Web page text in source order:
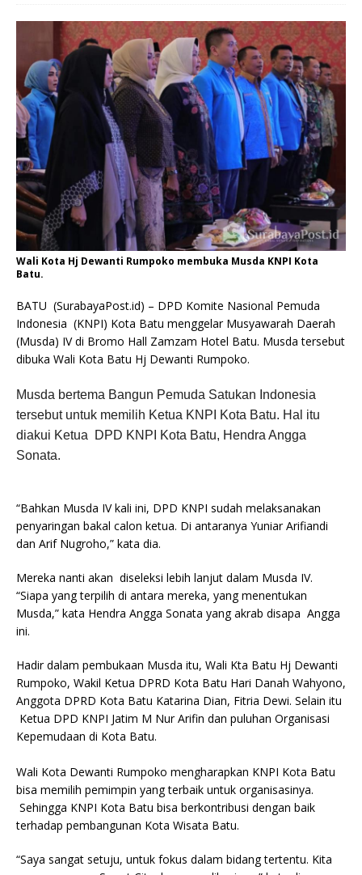
Wali Kota Hj Dewanti Rumpoko membuka Musda KNPI Kota
Batu.
BATU (SurabayaPost.id) – DPD Komite Nasional Pemuda
Indonesia (KNPI) Kota Batu menggelar Musyawarah Daerah
(Musda) IV di Bromo Hall Zamzam Hotel Batu. Musda tersebut
dibuka Wali Kota Batu Hj Dewanti Rumpoko.
Musda bertema Bangun Pemuda Satukan Indonesia
tersebut untuk memilih Ketua KNPI Kota Batu. Hal itu
diakui Ketua DPD KNPI Kota Batu, Hendra Angga
Sonata.
“Bahkan Musda IV kali ini, DPD KNPI sudah melaksanakan
penyaringan bakal calon ketua. Di antaranya Yuniar Arifiandi
dan Arif Nugroho,” kata dia.
Mereka nanti akan diseleksi lebih lanjut dalam Musda IV.
“Siapa yang terpilih di antara mereka, yang menentukan
Musda,” kata Hendra Angga Sonata yang akrab disapa Angga
ini.
Hadir dalam pembukaan Musda itu, Wali Kta Batu Hj Dewanti
Rumpoko, Wakil Ketua DPRD Kota Batu Hari Danah Wahyono,
Anggota DPRD Kota Batu Katarina Dian, Fitria Dewi. Selain itu
Ketua DPD KNPI Jatim M Nur Arifin dan puluhan Organisasi
Kepemudaan di Kota Batu.
Wali Kota Dewanti Rumpoko mengharapkan KNPI Kota Batu
bisa memilih pemimpin yang terbaik untuk organisasinya.
Sehingga KNPI Kota Batu bisa berkontribusi dengan baik
terhadap pembangunan Kota Wisata Batu.
“Saya sangat setuju, untuk fokus dalam bidang tertentu. Kita